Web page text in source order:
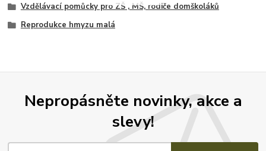
Vzdělávací pomůcky pro ZŠ , MŠ, rodiče domškoláků
Reprodukce hmyzu malá
Nepropásněte novinky, akce a
slevy!